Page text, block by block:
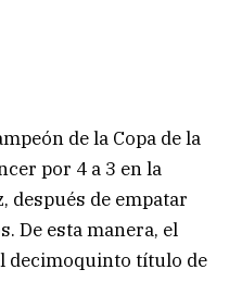
de la Copa de la
por 4 a 3 en la
después de empatar
De esta manera, el
decimoquinto título de